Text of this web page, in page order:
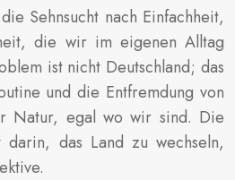
Sehnsucht nach Einfachheit,
die wir im eigenen Alltag
ist nicht Deutschland; das
und die Entfremdung von
Natur, egal wo wir sind. Die
darin, das Land zu wechseln,